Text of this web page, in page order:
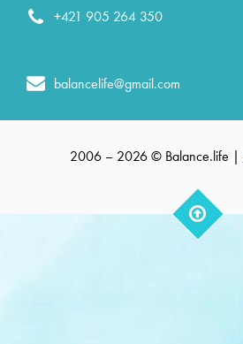
+421 905 264 350
balancelife@gmail.com
2006 – 2026 © Balance.life |